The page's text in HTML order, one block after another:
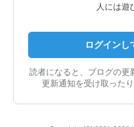
人には遊
ログインし
読者になると、ブログの更
更新通知を受け取った